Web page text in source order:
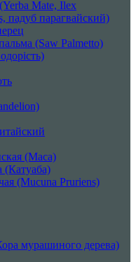
Mate, Ilex
падуб парагвайский)
(Saw Palmetto)
(Maca)
(Катуаба)
(Mucuna Pruriens)
мурашиного дерева)